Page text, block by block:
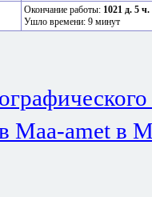
Окончание работы: 1021 д. 5 ч.
Ушло времени: 9 минут
Maa-amet в